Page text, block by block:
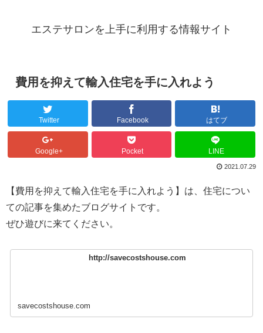
エステサロンを上手に利用する情報サイト
費用を抑えて輸入住宅を手に入れよう
Twitter Facebook はてブ
Google+ Pocket LINE
2021.07.29
【費用を抑えて輸入住宅を手に入れよう】は、住宅につい
ての記事を集めたブログサイトです。
ぜひ遊びに来てください。
http://savecostshouse.com
savecostshouse.com